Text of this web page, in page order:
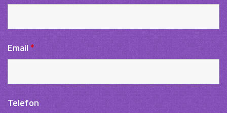
Email*
Telefon